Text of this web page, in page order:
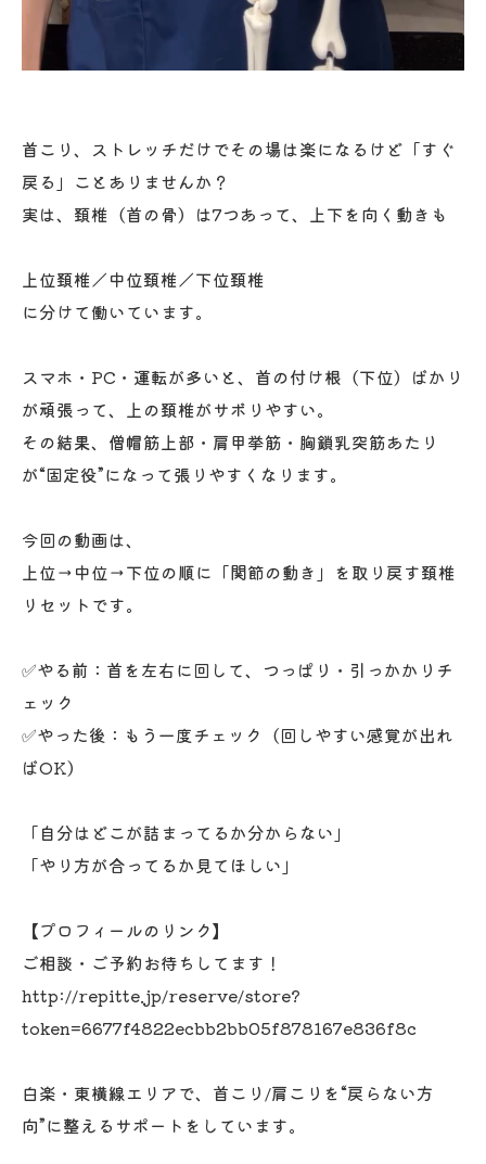
首こり、ストレッチだけでその場は楽になるけど「すぐ
戻る」ことありませんか？
実は、頚椎（首の骨）は7つあって、上下を向く動きも
上位頚椎／中位頚椎／下位頚椎
に分けて働いています。
スマホ・PC・運転が多いと、首の付け根（下位）ばかり
が頑張って、上の頚椎がサボりやすい。
その結果、僧帽筋上部・肩甲挙筋・胸鎖乳突筋あたり
が“固定役”になって張りやすくなります。
今回の動画は、
上位→中位→下位の順に「関節の動き」を取り戻す頚椎
リセットです。
✅やる前：首を左右に回して、つっぱり・引っかかりチ
ェック
✅やった後：もう一度チェック（回しやすい感覚が出れ
ばOK）
「自分はどこが詰まってるか分からない」
「やり方が合ってるか見てほしい」
【プロフィールのリンク】
ご相談・ご予約お待ちしてます！
http://repitte.jp/reserve/store?
token=6677f4822ecbb2bb05f878167e836f8c
白楽・東横線エリアで、首こり/肩こりを“戻らない方
向”に整えるサポートをしています。